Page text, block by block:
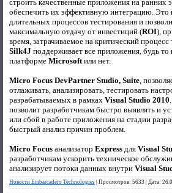
строить качественные приложения на ранних
обеспечить их эффективную интеграцию. Это
длительных процессов тестирования и
максимальную отдачу от инвестиций (ROI),
время, затрачиваемое на критический
Silk4J поддерживает все приложения, будь то
платформе Microsoftили нет.
Micro Focus DevPartner Studio, Suite,
отлаживать, анализировать, тестировать
разрабатываемых в рамках Visual Studio 2010
позволит разработчикам быстро выявлять и
или сбой в работе приложения на стадии
быстрый анализ причин проблем.
Micro Focus анализатор Express для Visual
разработчикам ускорить техническое
анализирует потоки данных внутри Visual
Новости Embarcadero Technologies Просмотров: 5633 Дата: